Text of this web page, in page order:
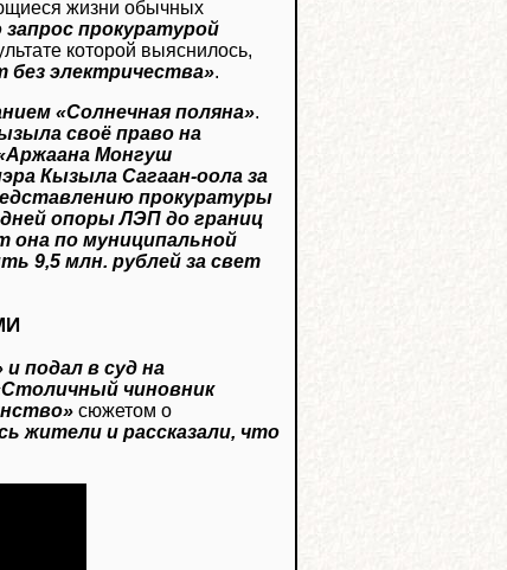
жизни обычных
запрос прокуратурой
которой выяснилось,
без электричества».
«Солнечная поляна».
своё право на
Монгуш
Кызыла Сагаан-оола за
прокуратуры
опоры ЛЭП до границ
она по муниципальной
9,5 млн. рублей за свет
подал в суд на
чиновник
сюжетом о
жители и рассказали, что